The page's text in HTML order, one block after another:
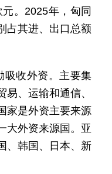
。2025年，匈同
占其进、出口总额
吸收外资。主要集
、运输和通信、
家是外资主要来源
大外资来源国。亚
、韩国、日本、新